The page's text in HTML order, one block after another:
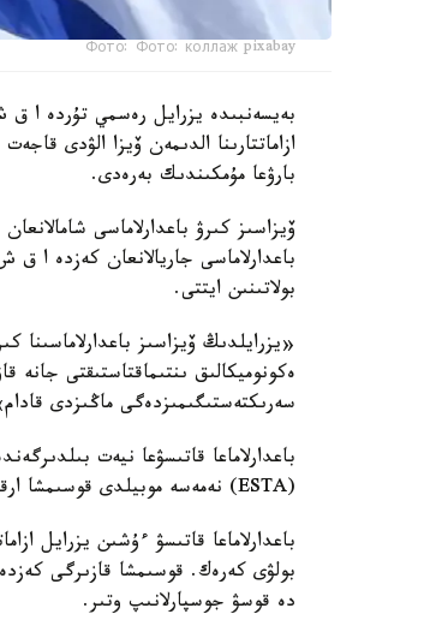
Фото: Фото: коллаж pixabay
بەيسەنبىدە يزرايل رەسمي تۇردە ا ق
بارۋعا مۇمكىندىك بەرەدى.
بولاتىنىن ايتتى.
«يزرايلدىڭ ۆيزاسىز
ەكونوميكالىق ىنتىماقتاستىقتى جانە
سەرىكتەستىگىمىزدەگى ماڭىزدى
(ESTA) نەمەسە موبيلدى قوسىمشا ارقىلى ءوتىنىش بەرە الادى. ماقۇلداۋ 72 ساعاتقا دەيىن سوزىلۋى مۇمكىن.
باعدارلاماعا قاتىسۋ ءۇشىن يزرايل
دە قوسۋ جوسپارلانىپ وتىر.